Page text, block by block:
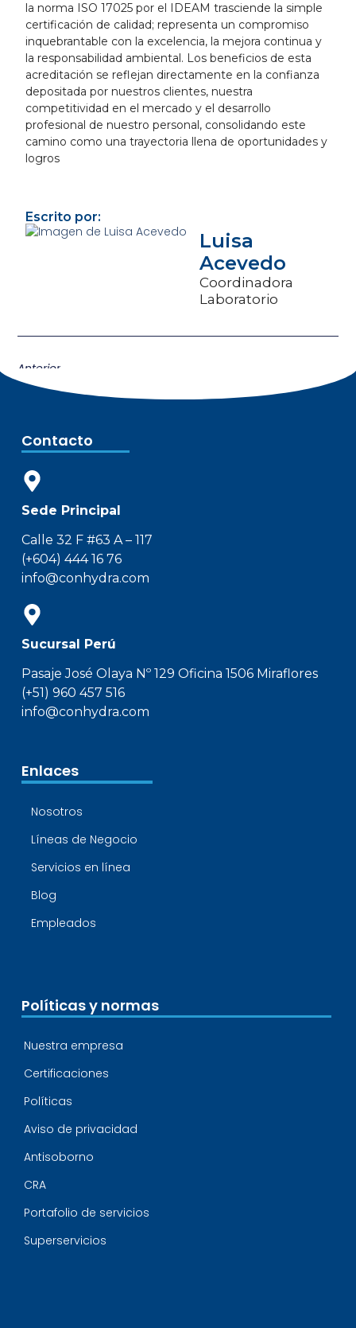
la norma ISO 17025 por el IDEAM trasciende la simple
certificación de calidad; representa un compromiso
inquebrantable con la excelencia, la mejora continua y
la responsabilidad ambiental. Los beneficios de esta
acreditación se reflejan directamente en la confianza
depositada por nuestros clientes, nuestra
competitividad en el mercado y el desarrollo
profesional de nuestro personal, consolidando este
camino como una trayectoria llena de oportunidades y
logros
Escrito por:
Luisa
Acevedo
Coordinadora
Laboratorio
Anterior
Contacto
Sede Principal
Calle 32 F #63 A – 117
(+604) 444 16 76
info@conhydra.com
Sucursal Perú
Pasaje José Olaya Nº 129 Oficina 1506 Miraflores
(+51) 960 457 516
info@conhydra.com
Enlaces
Nosotros
Líneas de Negocio
Servicios en línea
Blog
Empleados
Políticas y normas
Nuestra empresa
Certificaciones
Políticas
Aviso de privacidad
Antisoborno
CRA
Portafolio de servicios
Superservicios